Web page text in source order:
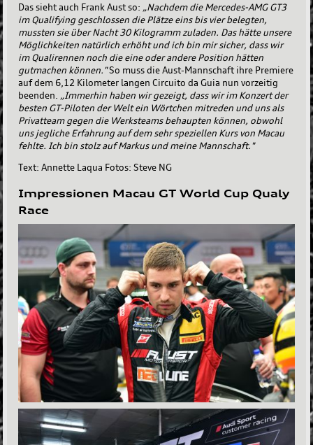
Das sieht auch Frank Aust so: „Nachdem die Mercedes-AMG GT3
im Qualifying geschlossen die Plätze eins bis vier belegten,
mussten sie über Nacht 30 Kilogramm zuladen. Das hätte unsere
Möglichkeiten natürlich erhöht und ich bin mir sicher, dass wir
im Qualirennen noch die eine oder andere Position hätten
gutmachen können."So muss die Aust-Mannschaft ihre Premiere
auf dem 6,12 Kilometer langen Circuito da Guia nun vorzeitig
beenden. „Immerhin haben wir gezeigt, dass wir im Konzert der
besten GT-Piloten der Welt ein Wörtchen mitreden und uns als
Privatteam gegen die Werksteams behaupten können, obwohl
uns jegliche Erfahrung auf dem sehr speziellen Kurs von Macau
fehlte. Ich bin stolz auf Markus und meine Mannschaft."
Text: Annette Laqua Fotos: Steve NG
Impressionen Macau GT World Cup Qualy
Race